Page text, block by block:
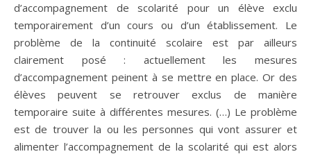
d’accompagnement de scolarité pour un élève exclu
temporairement d’un cours ou d’un établissement. Le
problème de la continuité scolaire est par ailleurs
clairement posé : actuellement les mesures
d’accompagnement peinent à se mettre en place. Or des
élèves peuvent se retrouver exclus de manière
temporaire suite à différentes mesures. (…) Le problème
est de trouver la ou les personnes qui vont assurer et
alimenter l’accompagnement de la scolarité qui est alors